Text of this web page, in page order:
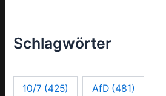
Schlagwörter
10/7 (425) AfD(481)